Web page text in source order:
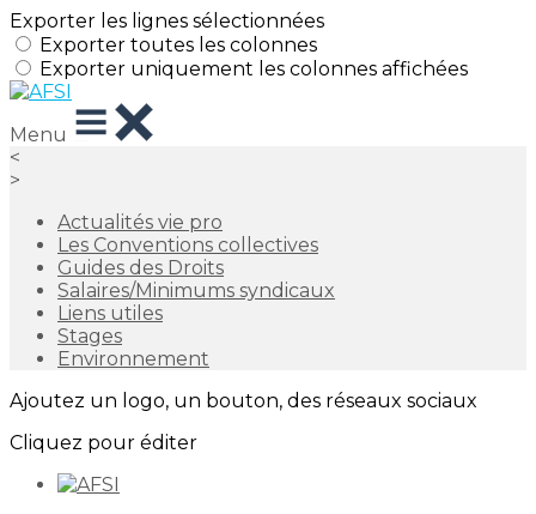
Exporter les lignes sélectionnées
Exporter toutes les colonnes
Exporter uniquement les colonnes affichées
Menu
<
>
Actualités vie pro
Les Conventions collectives
Guides des Droits
Salaires/Minimums syndicaux
Liens utiles
Stages
Environnement
Ajoutez un logo, un bouton, des réseaux sociaux
Cliquez pour éditer